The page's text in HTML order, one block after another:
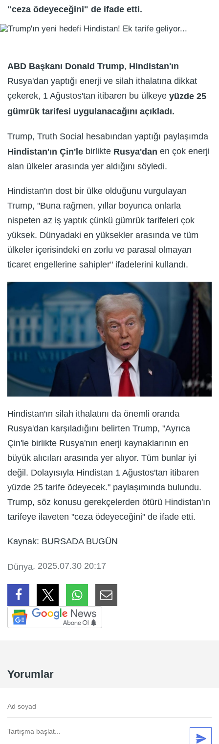
"ceza ödeyeceğini" de ifade etti.
ABD Başkanı Donald Trump, Hindistan'ın
Rusya'dan yaptığı enerji ve silah ithalatına dikkat
çekerek, 1 Ağustos'tan itibaren bu ülkeye yüzde 25
gümrük tarifesi uygulanacağını açıkladı.
Trump, Truth Social hesabından yaptığı paylaşımda
Hindistan'ın Çin'le birlikte Rusya'dan en çok enerji
alan ülkeler arasında yer aldığını söyledi.
Hindistan'ın dost bir ülke olduğunu vurgulayan
Trump, "Buna rağmen, yıllar boyunca onlarla
nispeten az iş yaptık çünkü gümrük tarifeleri çok
yüksek. Dünyadaki en yüksekler arasında ve tüm
ülkeler içerisindeki en zorlu ve parasal olmayan
ticaret engellerine sahipler" ifadelerini kullandı.
Hindistan'ın silah ithalatını da önemli oranda
Rusya'dan karşıladığını belirten Trump, "Ayrıca
Çin'le birlikte Rusya'nın enerji kaynaklarının en
büyük alıcıları arasında yer alıyor. Tüm bunlar iyi
değil. Dolayısıyla Hindistan 1 Ağustos'tan itibaren
yüzde 25 tarife ödeyecek." paylaşımında bulundu.
Trump, söz konusu gerekçelerden ötürü Hindistan'ın
tarifeye ilaveten "ceza ödeyeceğini" de ifade etti.
Kaynak: BURSADA BUGÜN
Dünya, 2025.07.30 20:17
Yorumlar